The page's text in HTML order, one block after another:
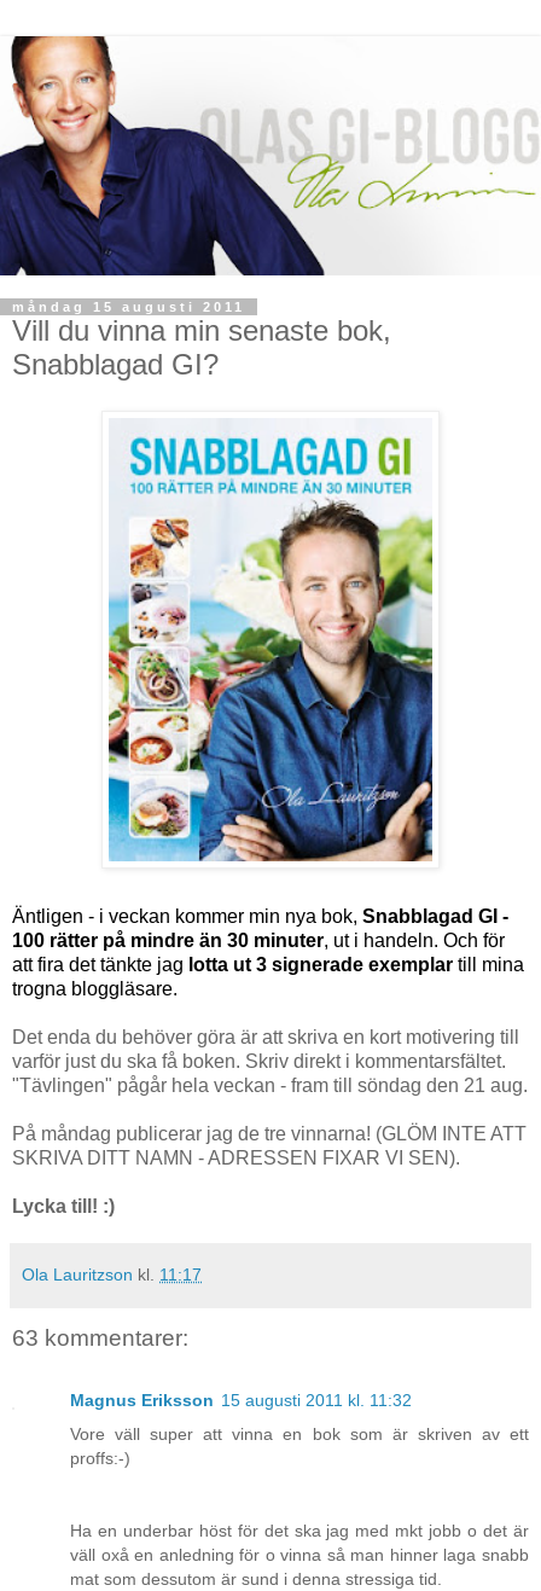
måndag 15 augusti 2011
Vill du vinna min senaste bok,
Snabblagad GI?
Äntligen - i veckan kommer min nya bok, Snabblagad GI -
100 rätter på mindre än 30 minuter, ut i handeln. Och för
att fira det tänkte jag lotta ut 3 signerade exemplar till mina
trogna bloggläsare.
Det enda du behöver göra är att skriva en kort motivering till
varför just du ska få boken. Skriv direkt i kommentarsfältet.
"Tävlingen" pågår hela veckan - fram till söndag den 21 aug.
På måndag publicerar jag de tre vinnarna! (GLÖM INTE ATT
SKRIVA DITT NAMN - ADRESSEN FIXAR VI SEN).
Lycka till! :)
Ola Lauritzson kl. 11:17
63 kommentarer:
Magnus Eriksson 15 augusti 2011 kl. 11:32
Vore väll super att vinna en bok som är skriven av ett
proffs:-)
Ha en underbar höst för det ska jag med mkt jobb o det är
väll oxå en anledning för o vinna så man hinner laga snabb
mat som dessutom är sund i denna stressiga tid.